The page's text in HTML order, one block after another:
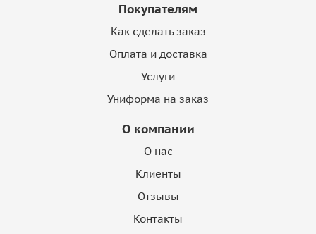
Покупателям
Как сделать заказ
Оплата и доставка
Услуги
Униформа на заказ
О компании
О нас
Клиенты
Отзывы
Контакты